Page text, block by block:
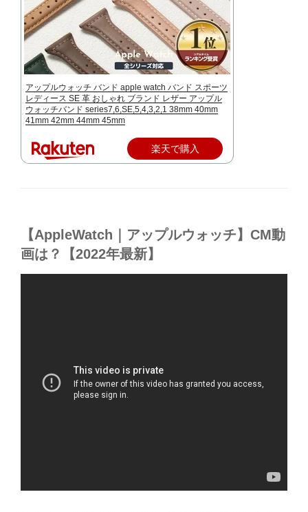
アップルウォッチ バンド apple watch バンド スポーツ
レディース SE 革 おしゃれ ブランド レザー アップル
ウォッチバンド series7,6,SE,5,4,3,2,1 38mm 40mm
41mm 42mm 44mm 45mm
楽天で購入
【AppleWatch｜アップルウォッチ】CM動
画は？【2022年最新】